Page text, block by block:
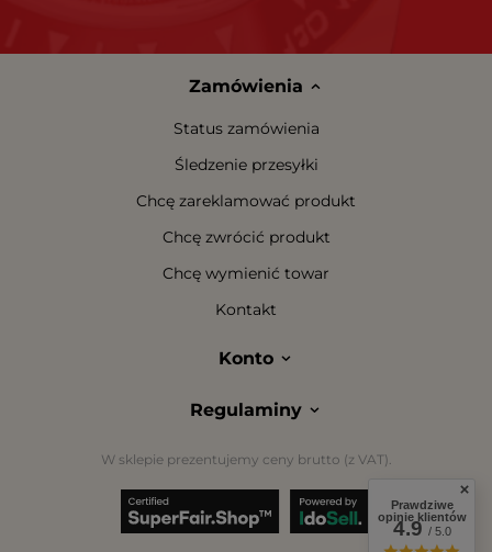
Zamówienia
Status zamówienia
Śledzenie przesyłki
Chcę zareklamować produkt
Chcę zwrócić produkt
Chcę wymienić towar
Kontakt
Konto
Regulaminy
W sklepie prezentujemy ceny brutto (z VAT).
Prawdziwe
opinie klientów
4.9/ 5.0